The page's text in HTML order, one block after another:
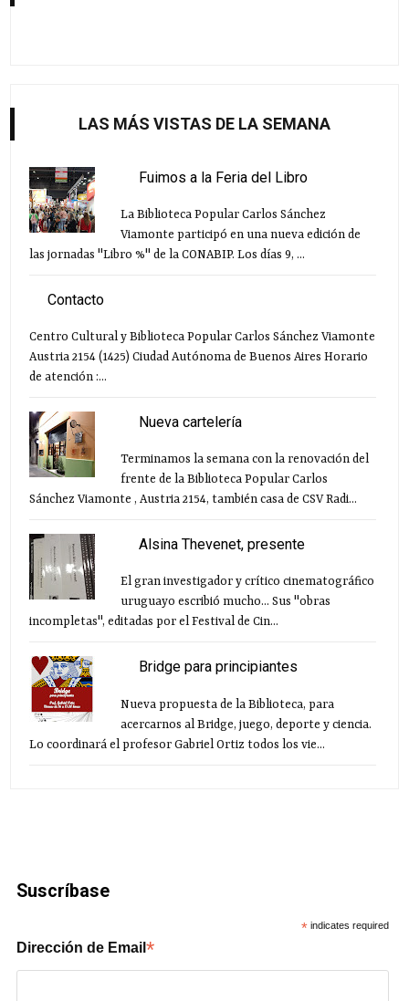
LAS MÁS VISTAS DE LA SEMANA
Fuimos a la Feria del Libro
La Biblioteca Popular Carlos Sánchez
Viamonte participó en una nueva edición de
las jornadas "Libro %" de la CONABIP. Los días 9, ...
Contacto
Centro Cultural y Biblioteca Popular Carlos Sánchez Viamonte
Austria 2154 (1425) Ciudad Autónoma de Buenos Aires Horario
de atención :...
Nueva cartelería
Terminamos la semana con la renovación del
frente de la Biblioteca Popular Carlos
Sánchez Viamonte , Austria 2154, también casa de CSV Radi...
Alsina Thevenet, presente
El gran investigador y crítico cinematográfico
uruguayo escribió mucho... Sus "obras
incompletas", editadas por el Festival de Cin...
Bridge para principiantes
Nueva propuesta de la Biblioteca, para
acercarnos al Bridge, juego, deporte y ciencia.
Lo coordinará el profesor Gabriel Ortiz todos los vie...
Suscríbase
* indicates required
Dirección de Email*